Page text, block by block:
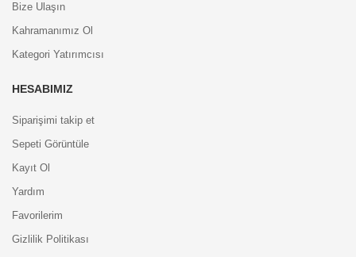
Bize Ulaşın
Kahramanımız Ol
Kategori Yatırımcısı
HESABIMIZ
Siparişimi takip et
Sepeti Görüntüle
Kayıt Ol
Yardım
Favorilerim
Gizlilik Politikası